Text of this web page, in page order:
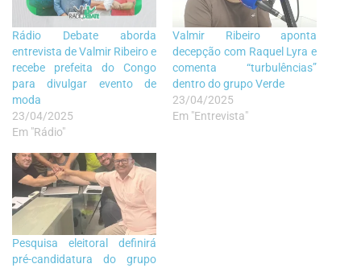
Rádio Debate aborda
entrevista de Valmir Ribeiro e
recebe prefeita do Congo
para divulgar evento de
moda
23/04/2025
Em "Rádio"
Valmir Ribeiro aponta
decepção com Raquel Lyra e
comenta “turbulências”
dentro do grupo Verde
23/04/2025
Em "Entrevista"
Pesquisa eleitoral definirá
pré-candidatura do grupo